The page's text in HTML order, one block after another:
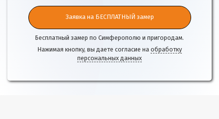
Заявка на БЕСПЛАТНЫЙ замер
Бесплатный замер по Симферополю и пригородам.
Нажимая кнопку, вы даете согласие на обработку
персональных данных